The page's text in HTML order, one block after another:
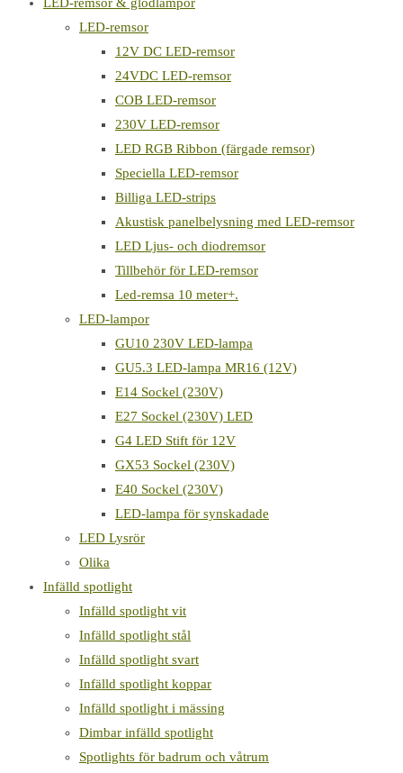
LED-remsor
12V DC LED-remsor
24VDC LED-remsor
COB LED-remsor
230V LED-remsor
LED RGB Ribbon (färgade remsor)
Speciella LED-remsor
Billiga LED-strips
Akustisk panelbelysning med LED-remsor
LED Ljus- och diodremsor
Tillbehör för LED-remsor
Led-remsa 10 meter+.
LED-lampor
GU10 230V LED-lampa
GU5.3 LED-lampa MR16 (12V)
E14 Sockel (230V)
E27 Sockel (230V) LED
G4 LED Stift för 12V
GX53 Sockel (230V)
E40 Sockel (230V)
LED-lampa för synskadade
LED Lysrör
Olika
Infälld spotlight
Infälld spotlight vit
Infälld spotlight stål
Infälld spotlight svart
Infälld spotlight koppar
Infälld spotlight i mässing
Dimbar infälld spotlight
Spotlights för badrum och våtrum